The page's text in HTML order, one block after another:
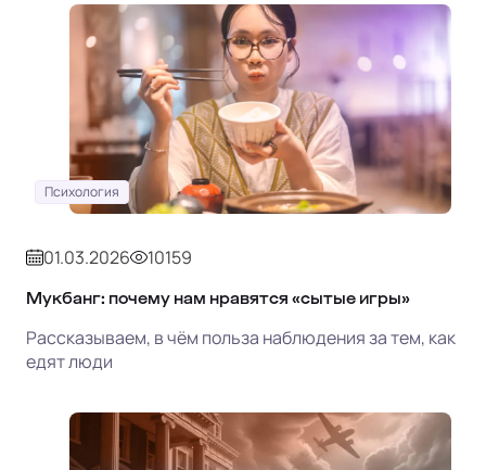
Психология
01.03.2026 10159
Мукбанг: почему нам нравятся «сытые игры»
Рассказываем, в чём польза наблюдения за тем, как
едят люди